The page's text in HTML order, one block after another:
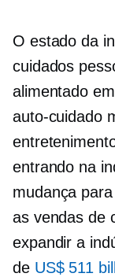
O estado da
cuidados
alimentado
auto-cuidado
entrando na
mudança
as vendas de
expandir a
de US$ 511